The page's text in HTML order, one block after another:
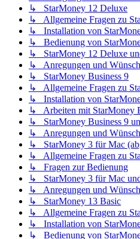
↳ StarMoney 12 Deluxe
↳ Allgemeine Fragen zu
↳ Installation von
↳ Bedienung von
↳ StarMoney 12 Deluxe
↳ Anregungen und
↳ StarMoney Business 9
↳ Allgemeine Fragen zu
↳ Installation von
↳ Arbeiten mit StarMoney
↳ StarMoney Business 9
↳ Anregungen und
↳ StarMoney 3 für Mac
↳ Allgemeine Fragen zu
↳ Fragen zur Bedienung
↳ StarMoney 3 für Mac
↳ Anregungen und
↳ StarMoney 13 Basic
↳ Allgemeine Fragen zu
↳ Installation von
↳ Bedienung von